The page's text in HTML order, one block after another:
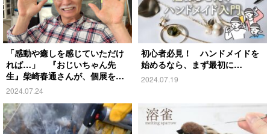
「感動や癒しを感じていただけ
れば…」 『おじいちゃん先
生』柴崎春通さんが、個展を開
催！
2024.07.24
初心者必見！ ハンドメイドを
始めるなら、まず最初に…
2024.07.19